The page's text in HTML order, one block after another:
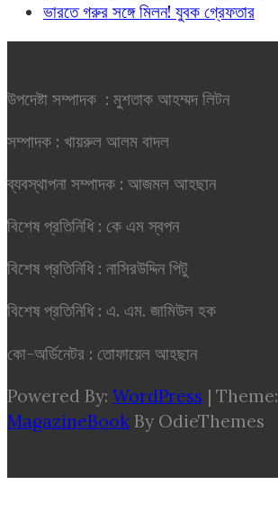
ভারতে গরুর সঙ্গে মিলন! যুবক গ্রেফতার
উপদেষ্টা সম্পাদক : মুশতাক আহম্মদ লিটন
সম্পাদক : খায়রুল আলম বাদল
ব্যবস্থাপনা সম্পাদক : আজমল আহছান
বিশেষ প্রতিনিধি : কে এম স্বপন
বিশেষ প্রতিনিধি : নাসিরউদ্দিন পিটু
বিশেষ প্রতিনিধি : এ. এম. জামিউল হক
কো-অর্ডিনেটর : তোফায়েল আহছান
Powered By: WordPress | Theme:
MagazineBook By OdieThemes